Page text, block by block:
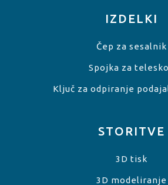
STORITVE
3D tisk
3D modeliranje
IZDELKI
Čep za sesalnik
Spojka za
Ključ za odpiranje